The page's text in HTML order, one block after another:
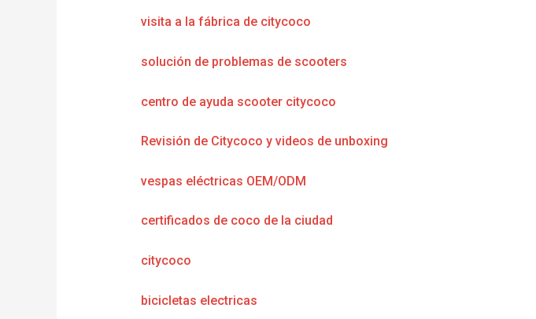
visita a la fábrica de citycoco
solución de problemas de scooters
centro de ayuda scooter citycoco
Revisión de Citycoco y videos de unboxing
vespas eléctricas OEM/ODM
certificados de coco de la ciudad
citycoco
bicicletas electricas